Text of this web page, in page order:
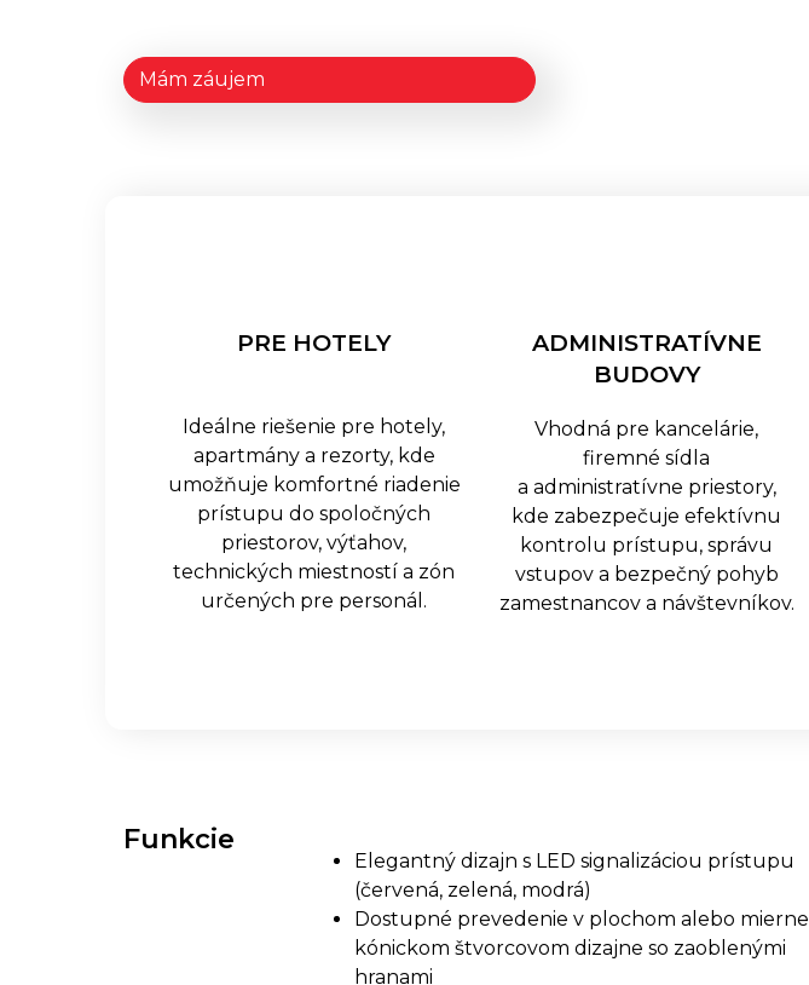
Mám záujem
PRE HOTELY
Ideálne riešenie pre hotely,
apartmány a rezorty, kde
umožňuje komfortné riadenie
prístupu do spoločných
priestorov, výťahov,
technických miestností a zón
určených pre personál.
ADMINISTRATÍVNE
BUDOVY
Vhodná pre kancelárie,
firemné sídla
a administratívne priestory,
kde zabezpečuje efektívnu
kontrolu prístupu, správu
vstupov a bezpečný pohyb
zamestnancov a návštevníkov.
Funkcie
Elegantný dizajn s LED signalizáciou prístupu
(červená, zelená, modrá)
Dostupné prevedenie v plochom alebo mierne
kónickom štvorcovom dizajne so zaoblenými
hranami